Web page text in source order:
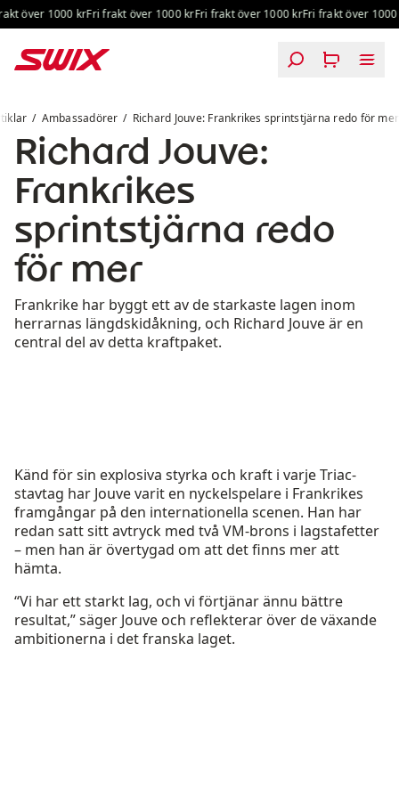
Hoppa till innehåll
över 1000 kr Fri frakt över 1000 krFri frakt över 1000 krFri frakt över 1000 kr
Ambassadörer Richard Jouve: Frankrikes sprintstjärna redo för mer
Richard Jouve:
Frankrikes
sprintstjärna redo
för mer
Frankrike har byggt ett av de starkaste lagen inom
herrarnas längdskidåkning, och Richard Jouve är en
central del av detta kraftpaket.
Känd för sin explosiva styrka och kraft i varje Triac-
stavtag har Jouve varit en nyckelspelare i Frankrikes
framgångar på den internationella scenen. Han har
redan satt sitt avtryck med två VM-brons i lagstafetter
– men han är övertygad om att det finns mer att
hämta.
“Vi har ett starkt lag, och vi förtjänar ännu bättre
resultat,” säger Jouve och reflekterar över de växande
ambitionerna i det franska laget.